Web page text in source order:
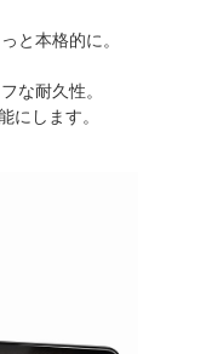
と本格的に。
な耐久性。
にします。